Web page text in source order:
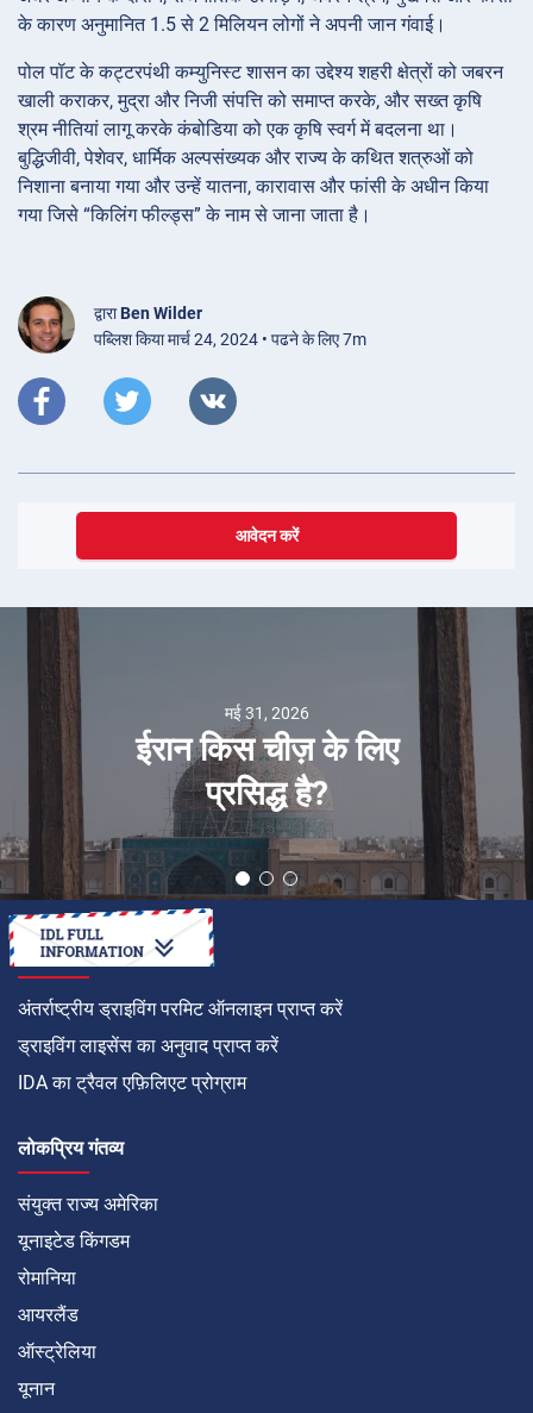
के कारण अनुमानित 1.5 से 2 मिलियन लोगों ने अपनी जान गंवाई।
पोल पॉट के कट्टरपंथी कम्युनिस्ट शासन का उद्देश्य शहरी क्षेत्रों को जबरन
खाली कराकर, मुद्रा और निजी संपत्ति को समाप्त करके, और सख्त कृषि
श्रम नीतियां लागू करके कंबोडिया को एक कृषि स्वर्ग में बदलना था।
बुद्धिजीवी, पेशेवर, धार्मिक अल्पसंख्यक और राज्य के कथित शत्रुओं को
निशाना बनाया गया और उन्हें यातना, कारावास और फांसी के अधीन किया
गया जिसे “किलिंग फील्ड्स” के नाम से जाना जाता है।
द्वाराBen Wilder
पब्लिश किया मार्च 24, 2024 • पढने के लिए 7m
आवेदन करें
मई 31, 2026
ईरान किस चीज़ के लिए
प्रसिद्ध है?
कैसे करें
अंतर्राष्ट्रीय ड्राइविंग परमिट ऑनलाइन प्राप्त करें
ड्राइविंग लाइसेंस का अनुवाद प्राप्त करें
IDA का ट्रैवल एफ़िलिएट प्रोग्राम
लोकप्रिय गंतव्य
संयुक्त राज्य अमेरिका
यूनाइटेड किंगडम
रोमानिया
आयरलैंड
ऑस्ट्रेलिया
यूनान